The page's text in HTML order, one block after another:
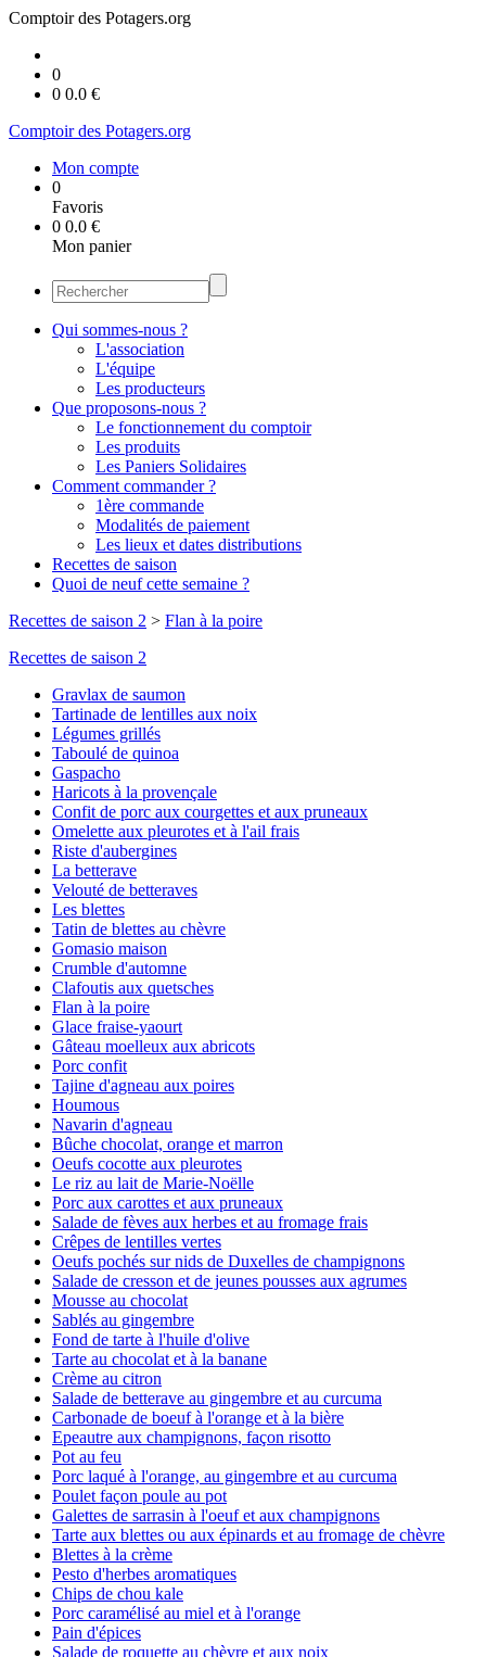
Comptoir des Potagers.org
0
0 0.0 €
Comptoir des Potagers.org
Mon compte
0
Favoris
0 0.0 €
Mon panier
Qui sommes-nous ?
L'association
L'équipe
Les producteurs
Que proposons-nous ?
Le fonctionnement du comptoir
Les produits
Les Paniers Solidaires
Comment commander ?
1ère commande
Modalités de paiement
Les lieux et dates distributions
Recettes de saison
Quoi de neuf cette semaine ?
Recettes de saison 2 > Flan à la poire
Recettes de saison 2
Gravlax de saumon
Tartinade de lentilles aux noix
Légumes grillés
Taboulé de quinoa
Gaspacho
Haricots à la provençale
Confit de porc aux courgettes et aux pruneaux
Omelette aux pleurotes et à l'ail frais
Riste d'aubergines
La betterave
Velouté de betteraves
Les blettes
Tatin de blettes au chèvre
Gomasio maison
Crumble d'automne
Clafoutis aux quetsches
Flan à la poire
Glace fraise-yaourt
Gâteau moelleux aux abricots
Porc confit
Tajine d'agneau aux poires
Houmous
Navarin d'agneau
Bûche chocolat, orange et marron
Oeufs cocotte aux pleurotes
Le riz au lait de Marie-Noëlle
Porc aux carottes et aux pruneaux
Salade de fèves aux herbes et au fromage frais
Crêpes de lentilles vertes
Oeufs pochés sur nids de Duxelles de champignons
Salade de cresson et de jeunes pousses aux agrumes
Mousse au chocolat
Sablés au gingembre
Fond de tarte à l'huile d'olive
Tarte au chocolat et à la banane
Crème au citron
Salade de betterave au gingembre et au curcuma
Carbonade de boeuf à l'orange et à la bière
Epeautre aux champignons, façon risotto
Pot au feu
Porc laqué à l'orange, au gingembre et au curcuma
Poulet façon poule au pot
Galettes de sarrasin à l'oeuf et aux champignons
Tarte aux blettes ou aux épinards et au fromage de chèvre
Blettes à la crème
Pesto d'herbes aromatiques
Chips de chou kale
Porc caramélisé au miel et à l'orange
Pain d'épices
Salade de roquette au chèvre et aux noix